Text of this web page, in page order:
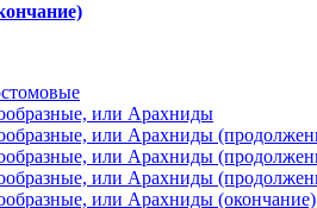
или Арахниды
или Арахниды
или Арахниды
или Арахниды
или Арахниды (окончание)